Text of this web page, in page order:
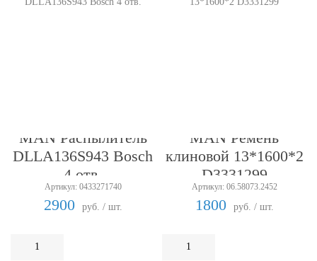
MAN Распылитель
DLLA136S943 Bosch
4 отв.
Артикул: 0433271740
2900 руб. / шт.
MAN Ремень
клиновой 13*1600*2
D3331299
Артикул: 06.58073.2452
1800 руб. / шт.